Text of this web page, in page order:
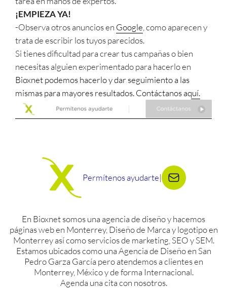
¡EMPIEZA YA!
-Observa otros anuncios en Google , como aparecen y
trata de escribir los tuyos parecidos.
Si tienes dificultad para crear tus campañas o bien
necesitas alguien experimentado para hacerlo en
Bioxnet podemos hacerlo y dar seguimiento a las
mismas para mayores resultados. Contáctanos aquí.
Permítenos ayudarte|
En Bioxnet somos una agencia de diseño y hacemos
páginas web en Monterrey, Diseño de Marca y logotipo en
Monterrey así como servicios de marketing, SEO y SEM.
Estamos ubicados como una Agencia de Diseño en San
Pedro Garza García pero atendemos a clientes en
Monterrey, México y de forma Internacional.
Agenda una cita con nosotros.